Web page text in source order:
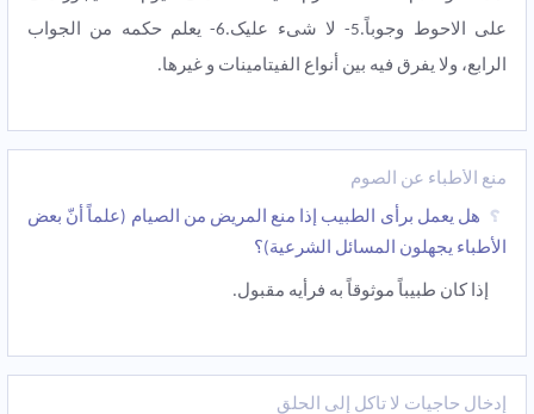
علی الاحوط وجوباً.5- لا شیء علیک.6- یعلم حکمه من الجواب
الرابع، ولا یفرق فیه بین أنواع الفیتامینات و غیرها.
منع الأطباء عن الصوم
هل یعمل برأی الطبیب إذا منع المریض من الصیام (علماً أنّ بعض
الأطباء یجهلون المسائل الشرعیة)؟
إذا کان طبیباً موثوقاً به فرأیه مقبول.
إدخال حاجیات لا تأکل إلى الحلق